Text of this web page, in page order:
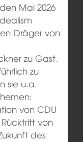
Mai 2026
Dräger von
zu Gast,
zu
sie u.a.
von CDU
von
des